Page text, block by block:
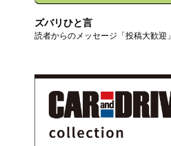
ズバリひと言
読者からのメッセージ「投稿大歓迎」